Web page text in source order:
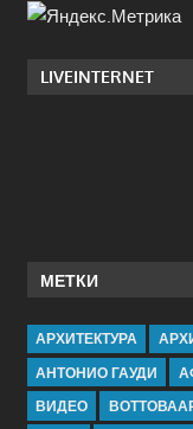
LIVEINTERNET
МЕТКИ
АРХИТЕКТУРА
АНТОНИО ГАУДИ
ВИДЕО